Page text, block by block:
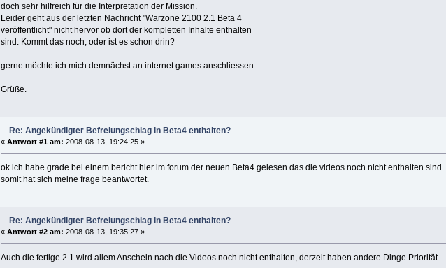
doch sehr hilfreich für die Interpretation der Mission.
Leider geht aus der letzten Nachricht "Warzone 2100 2.1 Beta 4
veröffentlicht" nicht hervor ob dort der kompletten Inhalte enthalten
sind. Kommt das noch, oder ist es schon drin?
gerne möchte ich mich demnächst an internet games anschliessen.
Grüße.
Re: Angekündigter Befreiungschlag in Beta4 enthalten?
« Antwort #1 am: 2008-08-13, 19:24:25 »
ok ich habe grade bei einem bericht hier im forum der neuen Beta4 gelesen das die videos noch nicht enthalten sind.
somit hat sich meine frage beantwortet.
Re: Angekündigter Befreiungschlag in Beta4 enthalten?
« Antwort #2 am: 2008-08-13, 19:35:27 »
Auch die fertige 2.1 wird allem Anschein nach die Videos noch nicht enthalten, derzeit haben andere Dinge Priorität.